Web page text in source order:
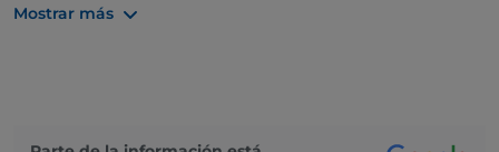
Mostrar más